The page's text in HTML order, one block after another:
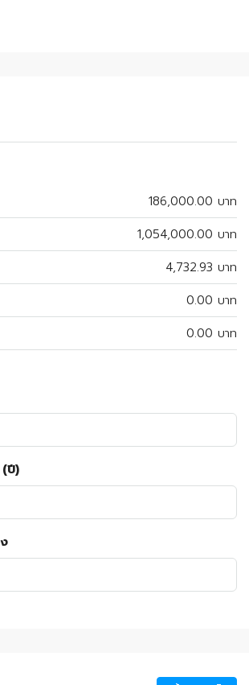
186,000.00 บาท
1,054,000.00 บาท
4,732.93 บาท
0.00 บาท
0.00 บาท
(ปี)